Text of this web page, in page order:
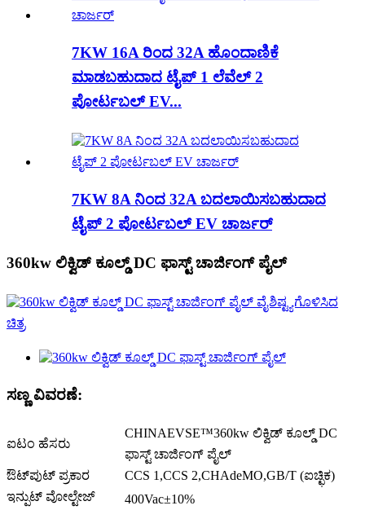
7KW 16A ರಿಂದ 32A ಹೊಂದಾಣಿಕೆ
ಮಾಡಬಹುದಾದ ಟೈಪ್ 1 ಲೆವೆಲ್ 2
ಪೋರ್ಟಬಲ್ EV...
7KW 8A ನಿಂದ 32A ಬದಲಾಯಿಸಬಹುದಾದ
ಟೈಪ್ 2 ಪೋರ್ಟಬಲ್ EV ಚಾರ್ಜರ್
360kw ಲಿಕ್ವಿಡ್ ಕೂಲ್ಡ್ DC ಫಾಸ್ಟ್ ಚಾರ್ಜಿಂಗ್ ಪೈಲ್
ಸಣ್ಣ ವಿವರಣೆ:
ಐಟಂ ಹೆಸರು
CHINAEVSE™️360kw ಲಿಕ್ವಿಡ್ ಕೂಲ್ಡ್ DC
ಫಾಸ್ಟ್ ಚಾರ್ಜಿಂಗ್ ಪೈಲ್
ಔಟ್‌ಪುಟ್ ಪ್ರಕಾರ
CCS 1,CCS 2,CHAdeMO,GB/T (ಐಚ್ಛಿಕ)
ಇನ್ಪುಟ್ ವೋಲ್ಟೇಜ್
400Vac±10%